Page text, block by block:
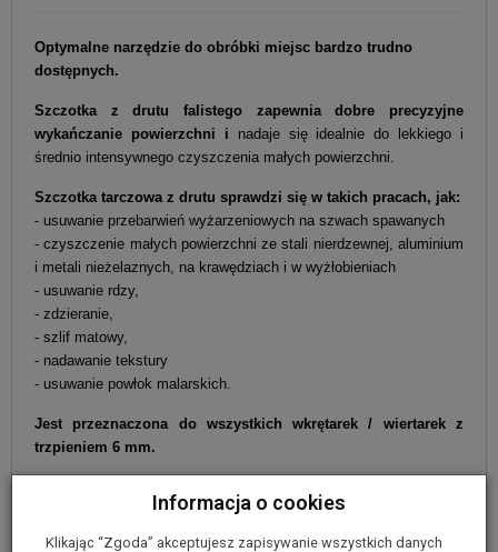
Optymalne narzędzie do obróbki miejsc bardzo trudno
dostępnych.
Szczotka z drutu falistego zapewnia dobre precyzyjne
wykańczanie powierzchni i nadaje się idealnie do lekkiego i
średnio intensywnego czyszczenia małych powierzchni.
Szczotka tarczowa z drutu sprawdzi się w takich pracach, jak:
- usuwanie przebarwień wyżarzeniowych na szwach spawanych
- czyszczenie małych powierzchni ze stali nierdzewnej, aluminium
i metali nieżelaznych, na krawędziach i w wyżłobieniach
- usuwanie rdzy,
- zdzieranie,
- szlif matowy,
- nadawanie tekstury
- usuwanie powłok malarskich.
Jest przeznaczona do wszystkich wkrętarek / wiertarek z
trzpieniem 6 mm.
nosić okulary ochronne, maskę przeciwpyłową i rękawice robocze.
Informacja o cookies
Klikając “Zgoda” akceptujesz zapisywanie wszystkich danych